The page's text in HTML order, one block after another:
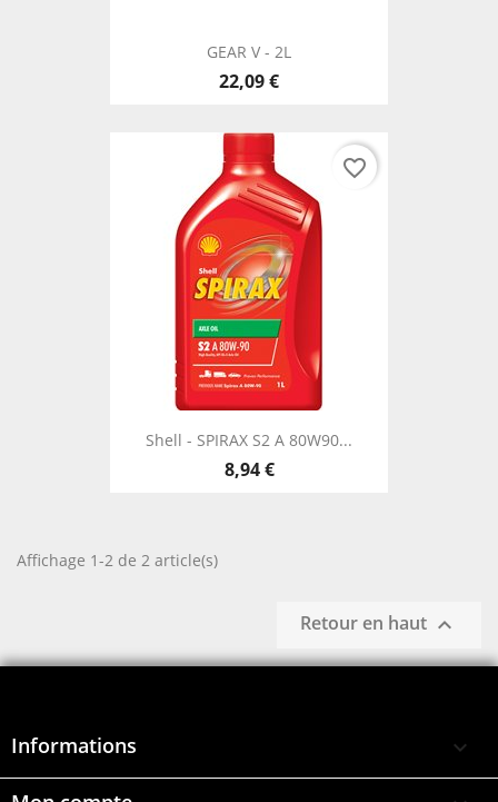
GEAR V - 2L
22,09 €
Shell - SPIRAX S2 A 80W90...
8,94 €
favorite_border
Affichage 1-2 de 2 article(s)
Retour en haut 
Informations 